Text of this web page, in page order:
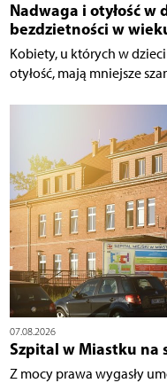
Nadwaga i otyłość w
bezdzietności w
Kobiety, u których w
otyłość, mają mniejsze
07.08.2026
Szpital w Miastku na
Z mocy prawa wygasły